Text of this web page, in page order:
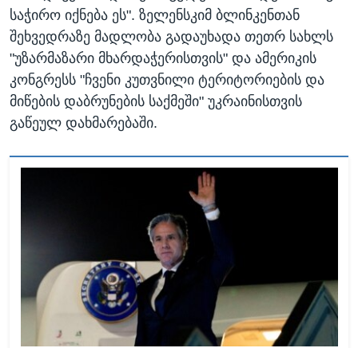
საჭირო იქნება ეს". ზელენსკიმ ბლინკენთან
შეხვედრაზე მადლობა გადაუხადა თეთრ სახლს
"უზარმაზარი მხარდაჭერისთვის" და ამერიკის
კონგრესს "ჩვენი კუთვნილი ტერიტორიების და
მიწების დაბრუნების საქმეში" უკრაინისთვის
გაწეულ დახმარებაში.